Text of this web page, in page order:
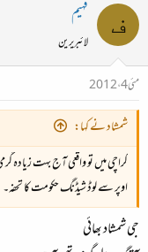
ف فہیم
لائبریرین
مئی 4، 2012
شمشاد نے کہا:
کراچی میں تو واقعی آج بہت زیادہ
اوپر سے لوڈ شیڈنگ حکومت کا تحفہ۔
جی شمشاد بھائی